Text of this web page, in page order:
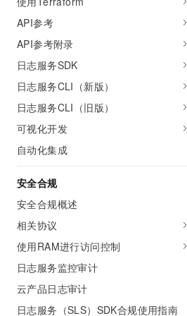
API参考
API参考附录
日志服务SDK
日志服务CLI（新版）
日志服务CLI（旧版）
可视化开发
自动化集成
安全合规
安全合规概述
相关协议
使用RAM进行访问控制
日志服务监控审计
云产品日志审计
日志服务（SLS）SDK合规使用指南